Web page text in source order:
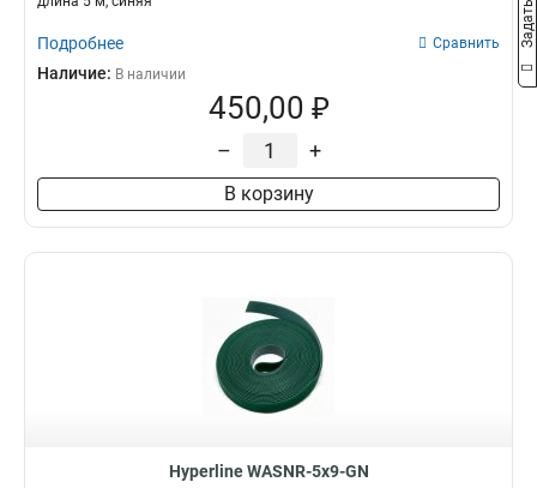
Подробнее Сравнить
Наличие: В наличии
450,00 ₽
– +
В корзину
Hyperline WASNR-5x9-GN